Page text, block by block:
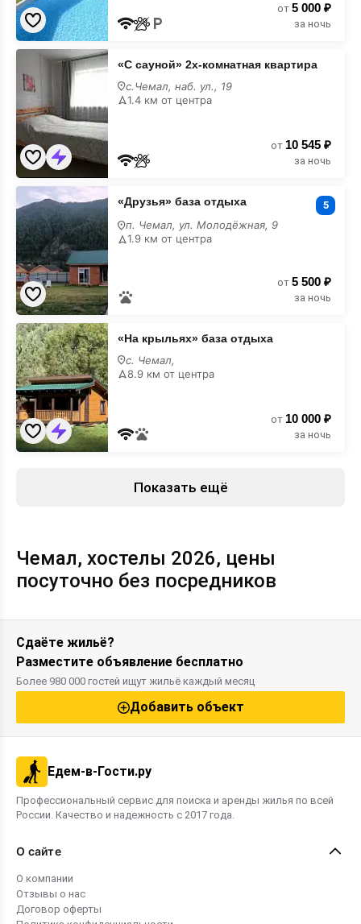
от 5 000 ₽
за ночь
«С
2х-
комнатная
квартира
«С сауной» 2х-комнатная квартира
с.Чемал, наб. ул., 19
1.4 км от центра
от 10 545 ₽
за ночь
«Друзья»
база
отдыха
«Друзья» база отдыха 5
п. Чемал, ул. Молодёжная, 9
1.9 км от центра
от 5 500 ₽
за ночь
«На
крыльях»
база
отдыха
«На крыльях» база отдыха
с. Чемал,
8.9 км от центра
от 10 000 ₽
за ночь
Показать ещё
Чемал, хостелы 2026, цены
посуточно без посредников
Сдаёте жильё?
Разместите объявление бесплатно
Более 980 000 гостей ищут жильё каждый месяц
Добавить объект
Едем-в-Гости.ру
Профессиональный сервис для поиска и аренды жилья по всей
России. Качество и надежность с 2017 года.
О сайте
О компании
Отзывы о нас
Договор оферты